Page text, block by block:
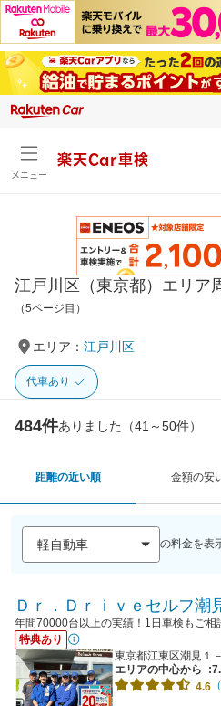
メニュー
楽天Car車検
江戸川区（東京都）エリア
（5ページ目）
エリア： 江戸川区
代車あり
484件ありました（41～50件）
距離の近い順 金額の安
の料金を表
Ｄｒ．Ｄｒｉｖｅセルフ潮
年間70000台以上の実績！1日車検もご相
特典あり
東京都江東区潮見１
エリアの中心から
4.6